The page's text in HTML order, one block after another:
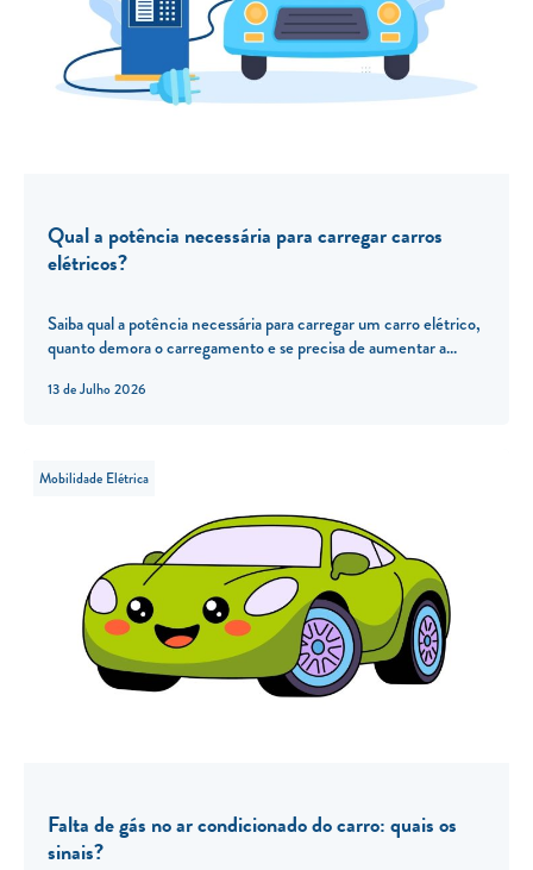
13 de Julho 2026
Qual a potência necessária para carregar carros
elétricos?
Saiba qual a potência necessária para carregar um carro elétrico,
quanto demora o carregamento e se precisa de aumentar a...
Mobilidade Elétrica
Falta de gás no ar condicionado do carro: quais os
sinais?